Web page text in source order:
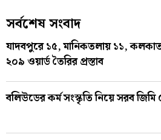
সর্বশেষ সংবাদ
যাদবপুরে ১৫, মানিকতলায় ১১,
২০৯ ওয়ার্ড তৈরির প্রস্তাব
বলিউডের কর্ম সংস্কৃতি নিয়ে সরব